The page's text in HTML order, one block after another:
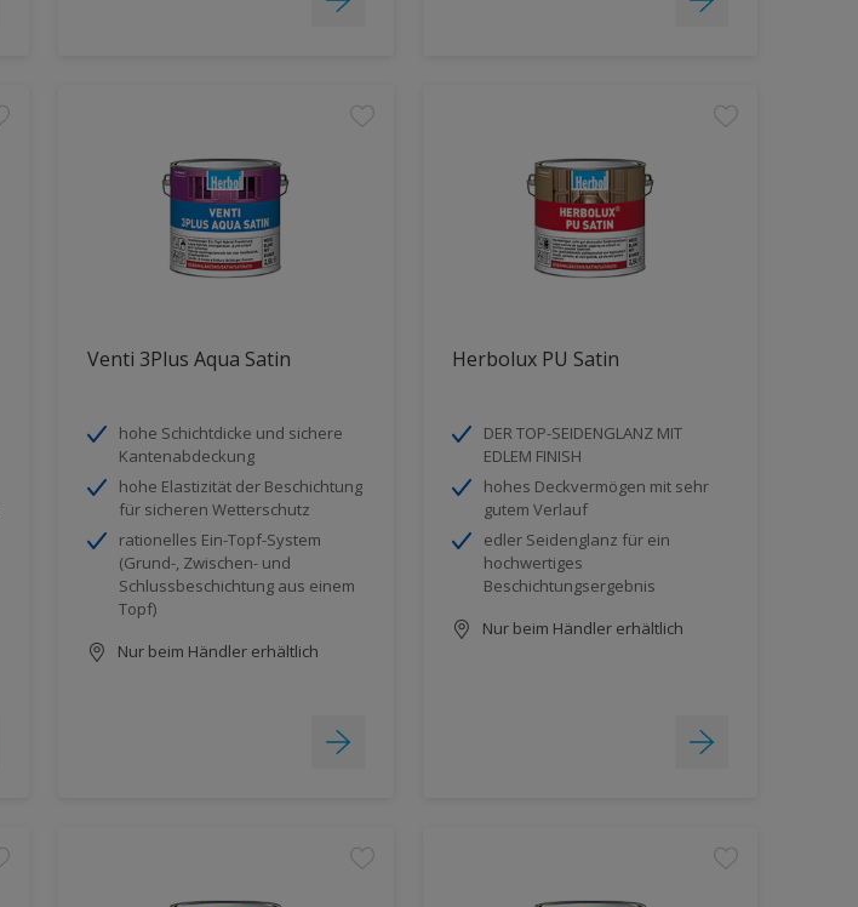
Venti 3Plus Aqua Satin
hohe Schichtdicke und sichere
Kantenabdeckung
hohe Elastizität der Beschichtung
für sicheren Wetterschutz
rationelles Ein-Topf-System
(Grund-, Zwischen- und
Schlussbeschichtung aus einem
Topf)
Nur beim Händler erhältlich
Herbolux PU Satin
DER TOP-SEIDENGLANZ MIT
EDLEM FINISH
hohes Deckvermögen mit sehr
gutem Verlauf
edler Seidenglanz für ein
hochwertiges
Beschichtungsergebnis
Nur beim Händler erhältlich